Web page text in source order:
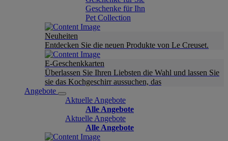
Geschenke für Ihn
Pet Collection
Neuheiten
Entdecken Sie die neuen Produkte von Le Creuset.
E-Geschenkkarten
Überlassen Sie Ihren Liebsten die Wahl und lassen Sie
sie das Kochgeschirr aussuchen, das
Angebote
Aktuelle Angebote
Alle Angebote
Aktuelle Angebote
Alle Angebote